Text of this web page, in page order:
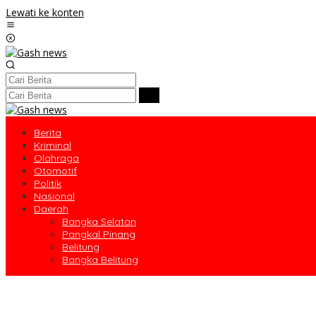
Lewati ke konten
Berita
Kriminal
Olahraga
Otomotif
Politik
Nasional
Daerah
Bangka Selatan
Pangkal Pinang
Belitung
Bangka Belitung